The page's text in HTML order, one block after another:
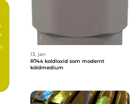
13. jan
R744 koldioxid som modernt
köldmedium